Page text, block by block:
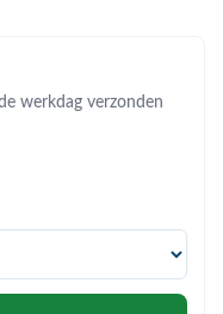
werkdag verzonden